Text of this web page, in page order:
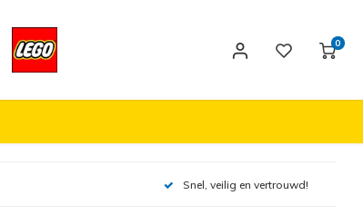
0
Snel, veilig en vertrouwd!